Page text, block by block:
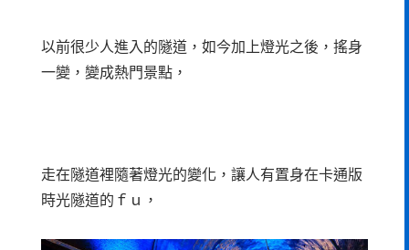
以前很少人進入的隧道，如今加上燈光之後，搖身
一變，變成熱門景點，
走在隧道裡隨著燈光的變化，讓人有置身在卡通版
時光隧道的ｆｕ，